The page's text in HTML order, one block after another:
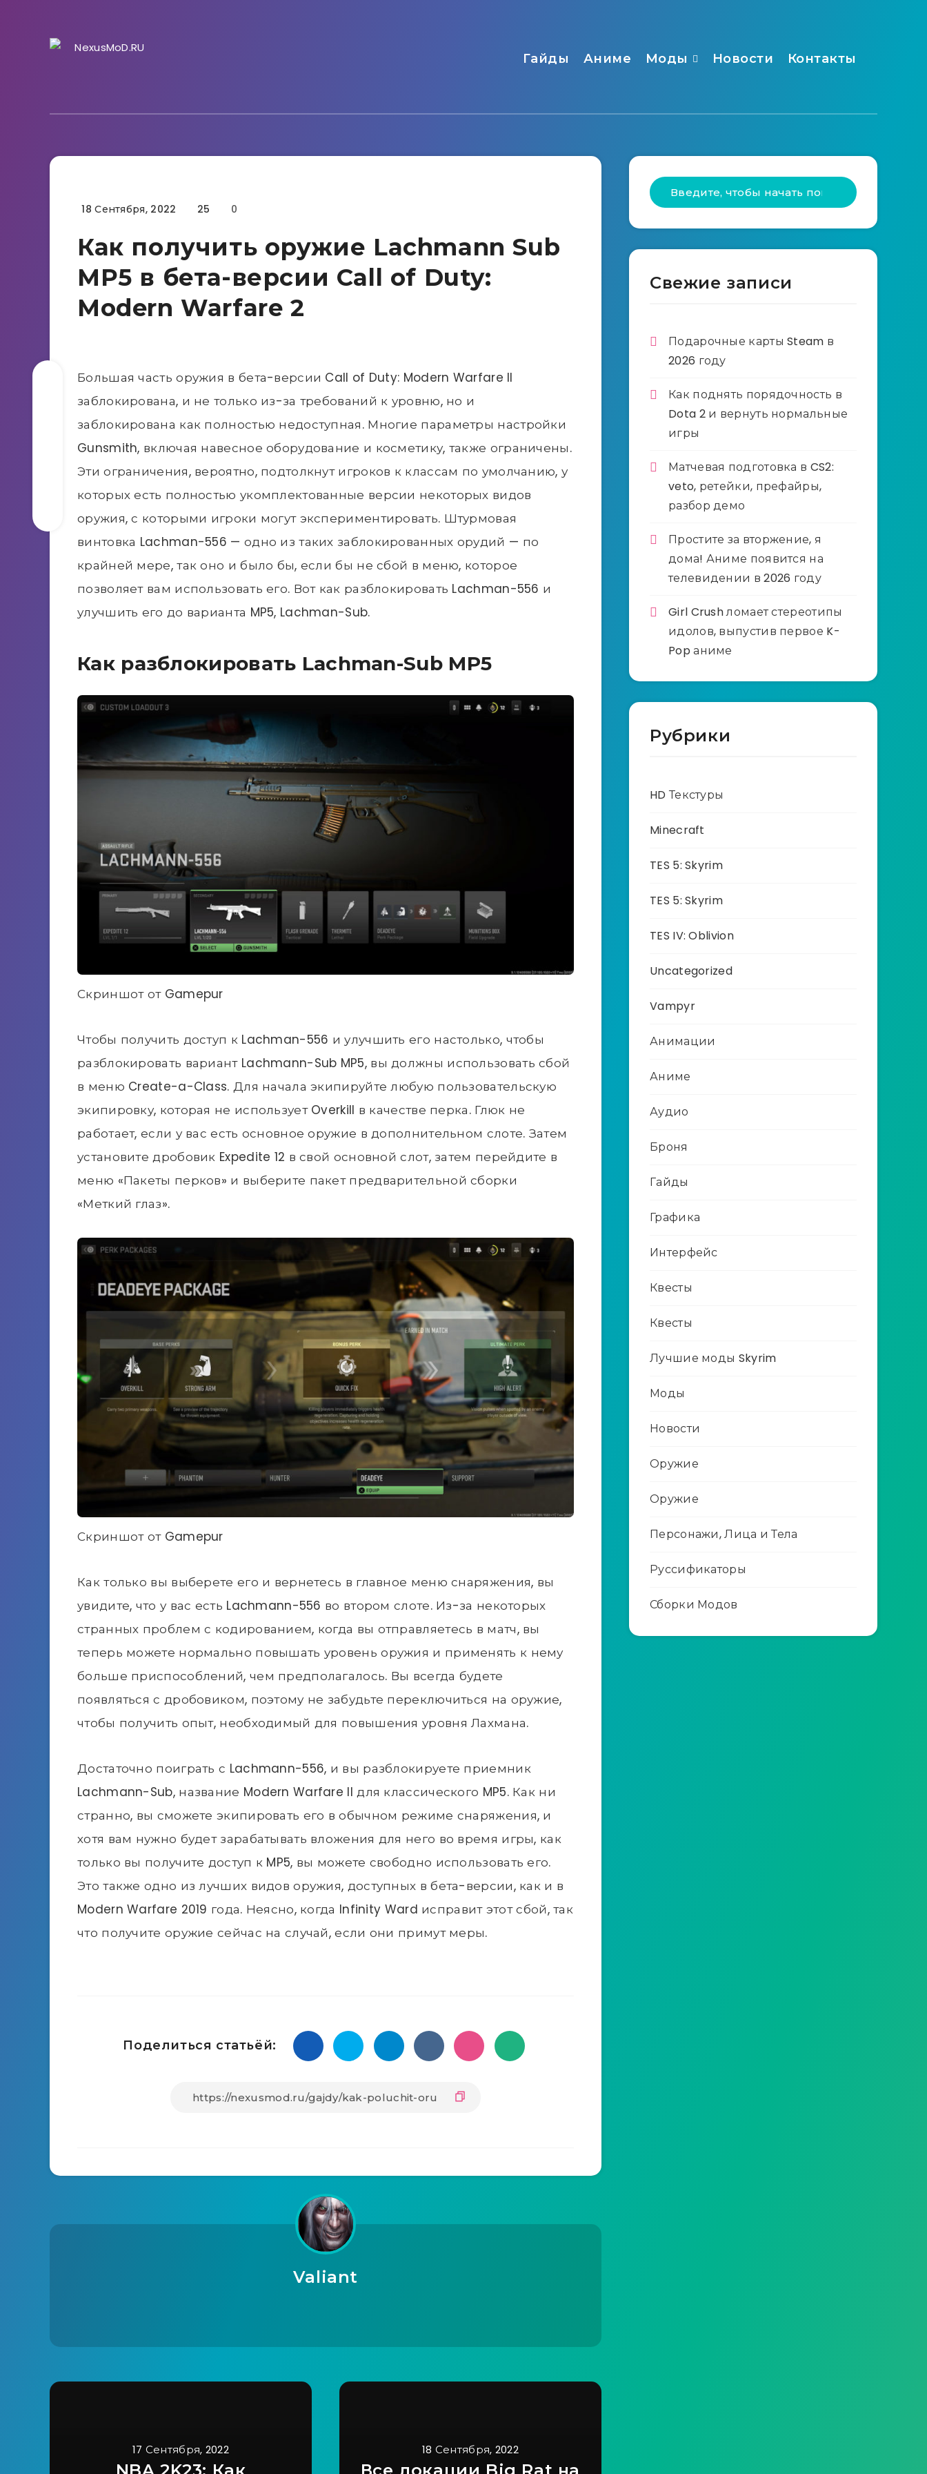
Гайды Аниме Моды Новости Контакты
Гайды
18 Сентября, 2022 25 0
Как получить оружие Lachmann Sub
MP5 в бета-версии Call of Duty:
Modern Warfare 2
Большая часть оружия в бета-версии Call of Duty: Modern Warfare II
заблокирована, и не только из-за требований к уровню, но и
заблокирована как полностью недоступная. Многие параметры настройки
Gunsmith, включая навесное оборудование и косметику, также ограничены.
Эти ограничения, вероятно, подтолкнут игроков к классам по умолчанию, у
которых есть полностью укомплектованные версии некоторых видов
оружия, с которыми игроки могут экспериментировать. Штурмовая
винтовка Lachman-556 — одно из таких заблокированных орудий — по
крайней мере, так оно и было бы, если бы не сбой в меню, которое
позволяет вам использовать его. Вот как разблокировать Lachman-556 и
улучшить его до варианта MP5, Lachman-Sub.
Как разблокировать Lachman-Sub MP5
Скриншот от Gamepur
Чтобы получить доступ к Lachman-556 и улучшить его настолько, чтобы
разблокировать вариант Lachmann-Sub MP5, вы должны использовать сбой
в меню Create-a-Class. Для начала экипируйте любую пользовательскую
экипировку, которая не использует Overkill в качестве перка. Глюк не
работает, если у вас есть основное оружие в дополнительном слоте. Затем
установите дробовик Expedite 12 в свой основной слот, затем перейдите в
меню «Пакеты перков» и выберите пакет предварительной сборки
«Меткий глаз».
Скриншот от Gamepur
Как только вы выберете его и вернетесь в главное меню снаряжения, вы
увидите, что у вас есть Lachmann-556 во втором слоте. Из-за некоторых
странных проблем с кодированием, когда вы отправляетесь в матч, вы
теперь можете нормально повышать уровень оружия и применять к нему
больше приспособлений, чем предполагалось. Вы всегда будете
появляться с дробовиком, поэтому не забудьте переключиться на оружие,
чтобы получить опыт, необходимый для повышения уровня Лахмана.
Достаточно поиграть с Lachmann-556, и вы разблокируете приемник
Lachmann-Sub, название Modern Warfare II для классического MP5. Как ни
странно, вы сможете экипировать его в обычном режиме снаряжения, и
хотя вам нужно будет зарабатывать вложения для него во время игры, как
только вы получите доступ к MP5, вы можете свободно использовать его.
Это также одно из лучших видов оружия, доступных в бета-версии, как и в
Modern Warfare 2019 года. Неясно, когда Infinity Ward исправит этот сбой, так
что получите оружие сейчас на случай, если они примут меры.
Поделиться статьёй:
Valiant
17 Сентября, 2022 18 Сентября, 2022
Свежие записи
Подарочные карты Steam в
2026 году
Как поднять порядочность в
Dota 2 и вернуть нормальные
игры
Матчевая подготовка в CS2:
veto, ретейки, префайры,
разбор демо
Простите за вторжение, я
дома! Аниме появится на
телевидении в 2026 году
Girl Crush ломает стереотипы
идолов, выпустив первое K-
Pop аниме
Рубрики
HD Текстуры
Minecraft
TES 5: Skyrim
TES 5: Skyrim
TES IV: Oblivion
Uncategorized
Vampyr
Анимации
Аниме
Аудио
Броня
Гайды
Графика
Интерфейс
Квесты
Квесты
Лучшие моды Skyrim
Моды
Новости
Оружие
Оружие
Персонажи, Лица и Тела
Руссификаторы
Сборки Модов